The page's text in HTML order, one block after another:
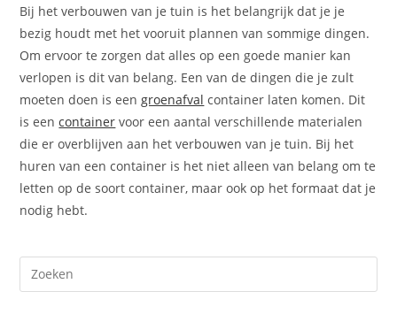
Bij het verbouwen van je tuin is het belangrijk dat je je
bezig houdt met het vooruit plannen van sommige dingen.
Om ervoor te zorgen dat alles op een goede manier kan
verlopen is dit van belang. Een van de dingen die je zult
moeten doen is een groenafval container laten komen. Dit
is eencontainer voor een aantal verschillende materialen
die er overblijven aan het verbouwen van je tuin. Bij het
huren van een container is het niet alleen van belang om te
letten op de soort container, maar ook op het formaat dat je
nodig hebt.